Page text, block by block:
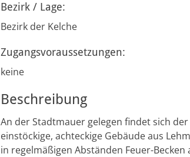
Bezirk / Lage:
Bezirk der Kelche
Zugangsvoraussetzungen:
keine
Beschreibung
An der Stadtmauer gelegen findet sich
einstöckige, achteckige Gebäude aus
in regelmäßigen Abständen Feuer-